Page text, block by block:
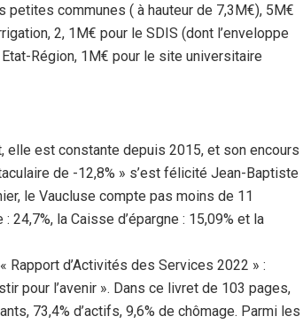
communes ( à hauteur de 7,3M€), 5M€
2, 1M€ pour le SDIS (dont l’enveloppe
Région, 1M€ pour le site universitaire
elle est constante depuis 2015, et son encours
de -12,8% » s’est félicité Jean-Baptiste
le Vaucluse compte pas moins de 11
la Caisse d’épargne : 15,09% et la
Rapport d’Activités des Services 2022 » :
pour l’avenir ». Dans ce livret de 103 pages,
73,4% d’actifs, 9,6% de chômage. Parmi les